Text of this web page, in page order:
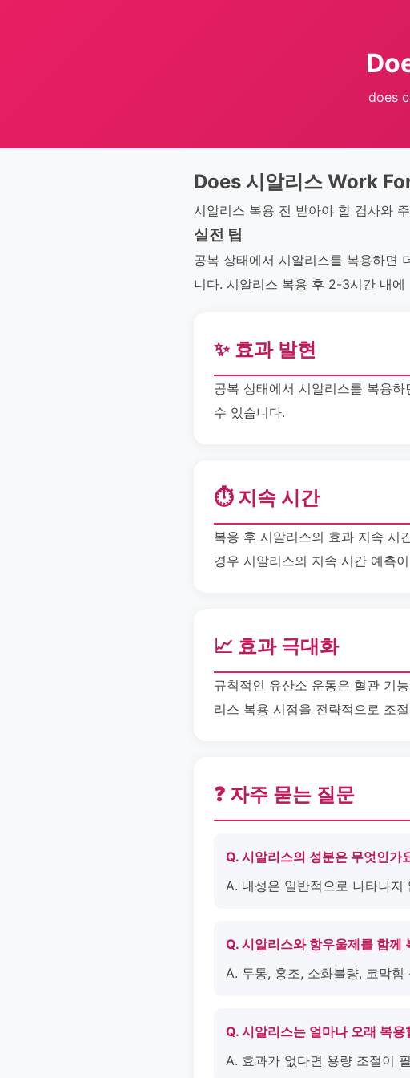
does
Does 시알리스 Work
시알리스 복용 전 받아야 할 검사와
실전 팁
공복 상태에서 시알리스를 복용하면
니다. 시알리스 복용 후 2-3시간 내
✨ 효과 발현
공복 상태에서 시알리스를 복용
수 있습니다.
⏱️ 지속 시간
복용 후 시알리스의 효과 지속 시
경우 시알리스의 지속 시간 예측
📈 효과 극대화
규칙적인 유산소 운동은 혈관 기
리스 복용 시점을 전략적으로 조
❓ 자주 묻는 질문
Q. 시알리스의 성분은 무엇인가
A. 내성은 일반적으로 나타나
Q. 시알리스와 항우울제를 함께
A. 두통, 홍조, 소화불량, 코막
Q. 시알리스는 얼마나 오래 복용
A. 효과가 없다면 용량 조절이